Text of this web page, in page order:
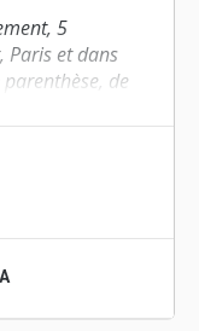
5
Paris et dans
de
Aubin